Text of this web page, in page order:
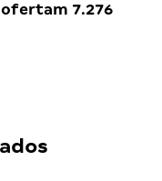
ofertam 7.276